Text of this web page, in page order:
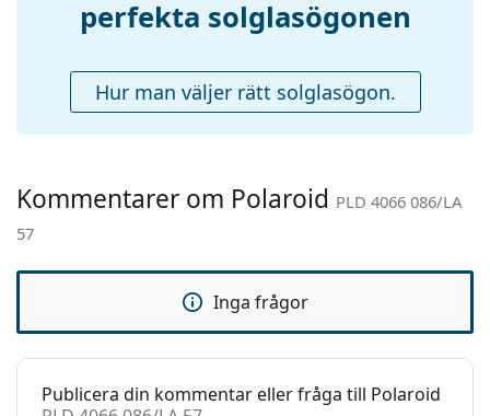
Upptäck hela vårtsolglasögonsortiment för att hitta
Tillbehör
Putsduk:
Ja
Kategori:
Solglasögon
Varumärke:
Användning:
Enligt mode
PLD 4066 086/LA 57
perfekta solglasögonen
Hur man väljer rätt solglasögon.
Kommentarer om Polaroid PLD 4066 086/LA
57
Inga frågor
Publicera din kommentar eller fråga till Polaroid